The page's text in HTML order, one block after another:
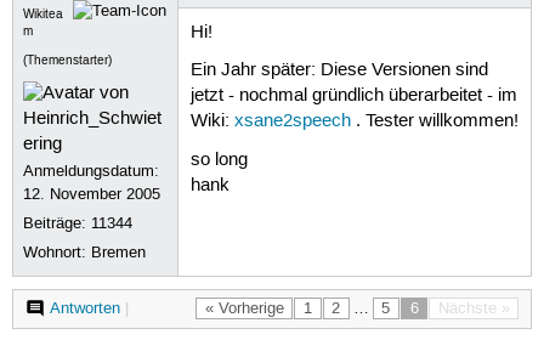
Wikitea
m
(Themenstarter)
Anmeldungsdatum:
12. November 2005
Beiträge: 11344
Wohnort: Bremen
Hi!
Ein Jahr später: Diese Versionen sind
jetzt - nochmal gründlich überarbeitet - im
Wiki: xsane2speech. Tester willkommen!
so long
hank
« Vorherige 1 2 … 5 6 Nächste »
Antworten|